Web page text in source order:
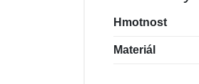
Hmotnost
Materiál